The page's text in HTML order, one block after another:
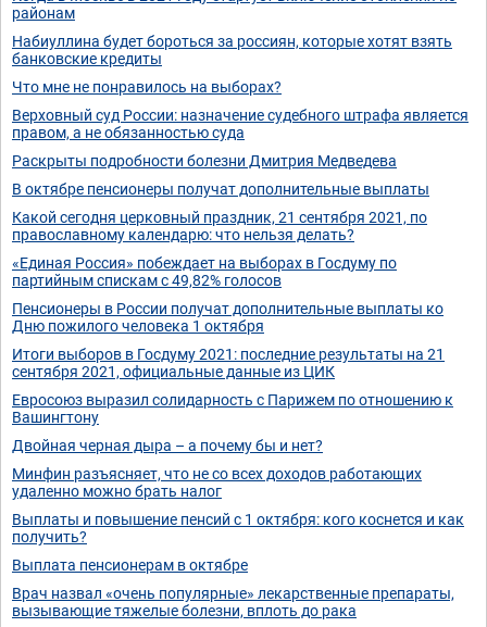
районам
Набиуллина будет бороться за россиян, которые хотят взять
банковские кредиты
Что мне не понравилось на выборах?
Верховный суд России: назначение судебного штрафа является
правом, а не обязанностью суда
Раскрыты подробности болезни Дмитрия Медведева
В октябре пенсионеры получат дополнительные выплаты
Какой сегодня церковный праздник, 21 сентября 2021, по
православному календарю: что нельзя делать?
«Единая Россия» побеждает на выборах в Госдуму по
партийным спискам с 49,82% голосов
Пенсионеры в России получат дополнительные выплаты ко
Дню пожилого человека 1 октября
Итоги выборов в Госдуму 2021: последние результаты на 21
сентября 2021, официальные данные из ЦИК
Евросоюз выразил солидарность с Парижем по отношению к
Вашингтону
Двойная черная дыра – а почему бы и нет?
Минфин разъясняет, что не со всех доходов работающих
удаленно можно брать налог
Выплаты и повышение пенсий с 1 октября: кого коснется и как
получить?
Выплата пенсионерам в октябре
Врач назвал «очень популярные» лекарственные препараты,
вызывающие тяжелые болезни, вплоть до рака